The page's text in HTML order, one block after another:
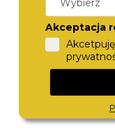
ROAMER
971856 41 45 50
1 290,-
Akceptacja